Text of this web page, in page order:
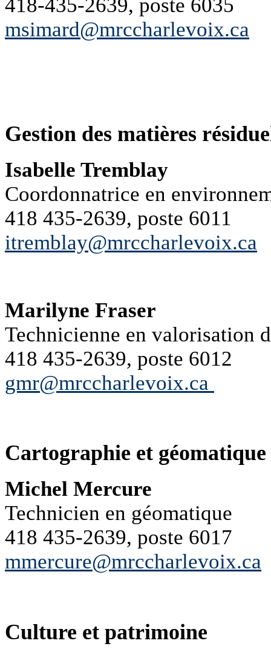
418-435-2639, poste 6035
msimard@mrccharlevoix.ca
Gestion des matières
Isabelle Tremblay
Coordonnatrice en
418 435-2639, poste 6011
itremblay@mrccharlevoix.ca
Marilyne Fraser
Technicienne en valorisation
418 435-2639, poste 6012
gmr@mrccharlevoix.ca
Cartographie et géomatique
Michel Mercure
Technicien en géomatique
418 435-2639, poste 6017
mmercure@mrccharlevoix.ca
Culture et patrimoine